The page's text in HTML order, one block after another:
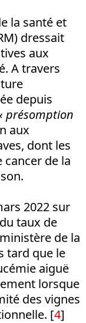
la santé et
dressait
aux
A travers
depuis
présomption
aux
dont les
de la
2022 sur
taux de
de la
tard que le
aiguë
lorsque
des vignes
[4]